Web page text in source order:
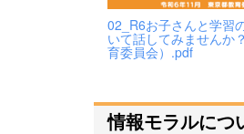
02_R6お子さんと学習
いて話してみませんか
育委員会）.pdf
情報モラルにつ